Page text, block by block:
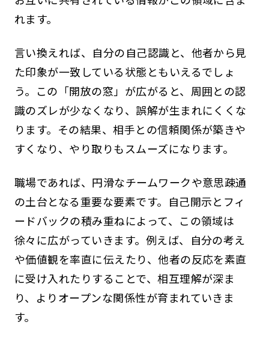
れます。
言い換えれば、自分の自己認識と、他者から見
た印象が一致している状態ともいえるでしょ
う。この「開放の窓」が広がると、周囲との認
識のズレが少なくなり、誤解が生まれにくくな
ります。その結果、相手との信頼関係が築きや
すくなり、やり取りもスムーズになります。
職場であれば、円滑なチームワークや意思疎通
の土台となる重要な要素です。自己開示とフィ
ードバックの積み重ねによって、この領域は
徐々に広がっていきます。例えば、自分の考え
や価値観を率直に伝えたり、他者の反応を素直
に受け入れたりすることで、相互理解が深ま
り、よりオープンな関係性が育まれていきま
す。